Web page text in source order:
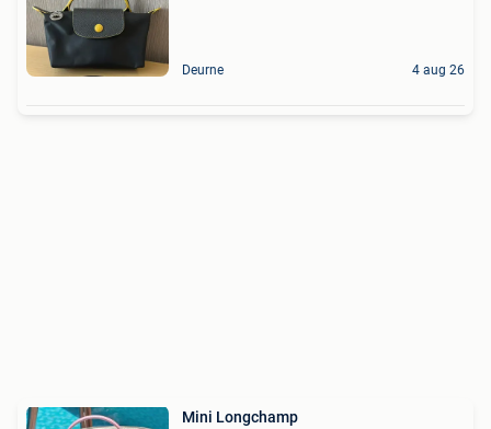
Deurne 4 aug 26
Mini Longchamp